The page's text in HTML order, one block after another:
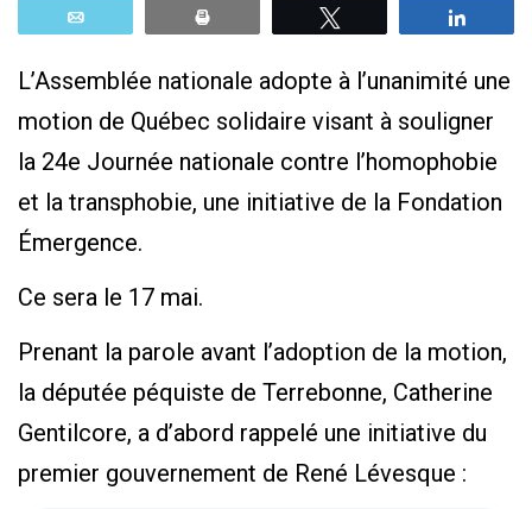
L’Assemblée nationale adopte à l’unanimité une
motion de Québec solidaire visant à souligner
la 24e Journée nationale contre l’homophobie
et la transphobie, une initiative de la Fondation
Émergence.
Ce sera le 17 mai.
Prenant la parole avant l’adoption de la motion,
la députée péquiste de Terrebonne, Catherine
Gentilcore, a d’abord rappelé une initiative du
premier gouvernement de René Lévesque :